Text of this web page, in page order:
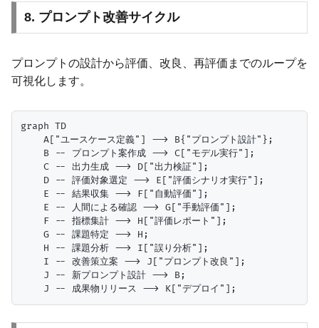
8. プロンプト改善サイクル
プロンプトの設計から評価、改良、再評価までのループを
可視化します。
graph TD
    A["ユースケース定義"] --> B{"プロンプト設計"};
    B -- プロンプト案作成 --> C["モデル実行"];
    C -- 出力生成 --> D["出力検証"];
    D -- 評価対象選定 --> E["評価シナリオ実行"];
    E -- 結果収集 --> F["自動評価"];
    E -- 人間による確認 --> G["手動評価"];
    F -- 指標集計 --> H["評価レポート"];
    G -- 課題特定 --> H;
    H -- 課題分析 --> I["誤り分析"];
    I -- 改善策立案 --> J["プロンプト改良"];
    J -- 新プロンプト設計 --> B;